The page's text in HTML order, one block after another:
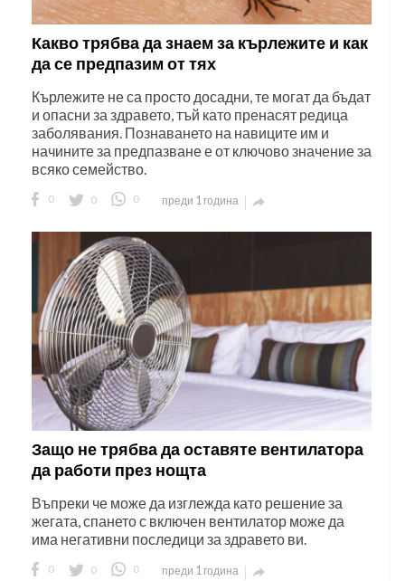
Какво трябва да знаем за кърлежите и как
да се предпазим от тях
Кърлежите не са просто досадни, те могат да бъдат
и опасни за здравето, тъй като пренасят редица
заболявания. Познаването на навиците им и
начините за предпазване е от ключово значение за
всяко семейство.
0 0 0 преди 1 година 
Защо не трябва да оставяте вентилатора
да работи през нощта
Въпреки че може да изглежда като решение за
жегата, спането с включен вентилатор може да
има негативни последици за здравето ви.
0 0 0 преди 1 година 